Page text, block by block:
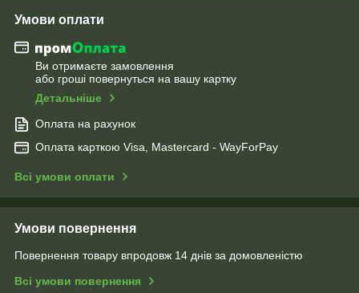
Умови оплати
Ви отримаєте замовлення
або гроші повернуться на вашу картку
Детальніше
Оплата на рахунок
Оплата карткою Visa, Mastercard - WayForPay
Всі умови оплати
Умови повернення
Повернення товару впродовж 14 днів за домовленістю
Всі умови повернення